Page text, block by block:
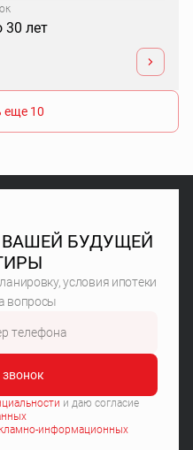
30 лет
еще 10
БУДУЩЕЙ
условия ипотеки
вопросы
и даю согласие
информационных